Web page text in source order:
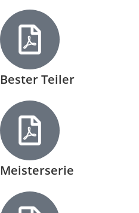
Bester Teiler
Meisterserie